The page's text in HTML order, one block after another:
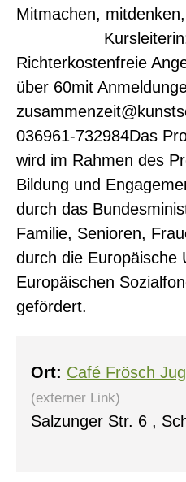
Mitmachen,
Kursleiterin:
Richterkostenfreie
über 60mit
036961-732984Das
wird im Rahmen des
Bildung und
durch das
Familie, Senioren,
durch die Europäische
Europäischen
gefördert.
Ort: Café Frösch
(externer Link)
Salzunger Str. 6 ,